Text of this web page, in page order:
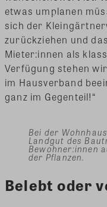
etwas umplanen
sich der
zurückziehen und
Mieter:innen als
Verfügung stehen
im Hausverband
ganz im Gegenteil!“
Bei der
Landgut des
Bewohner:innen
der Pflanzen.
Belebt oder